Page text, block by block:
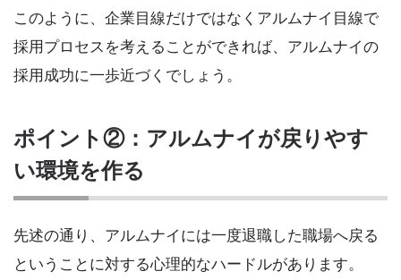
このように、企業目線だけではなくアルムナイ目線で
採用プロセスを考えることができれば、アルムナイの
採用成功に一歩近づくでしょう。
ポイント②：アルムナイが戻りやす
い環境を作る
先述の通り、アルムナイには一度退職した職場へ戻る
ということに対する心理的なハードルがあります。